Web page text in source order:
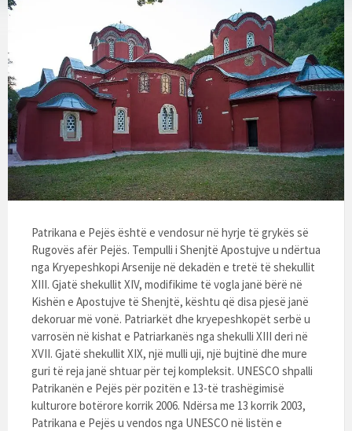
Patrikana e Pejës është e vendosur në hyrje të grykës së
Rugovës afër Pejës. Tempulli i Shenjtë Apostujve u ndërtua
nga Kryepeshkopi Arsenije në dekadën e tretë të shekullit
XIII. Gjatë shekullit XIV, modifikime të vogla janë bërë në
Kishën e Apostujve të Shenjtë, kështu që disa pjesë janë
dekoruar më vonë. Patriarkët dhe kryepeshkopët serbë u
varrosën në kishat e Patriarkanës nga shekulli XIII deri në
XVII. Gjatë shekullit XIX, një mulli uji, një bujtinë dhe mure
guri të reja janë shtuar për tej kompleksit. UNESCO shpalli
Patrikanën e Pejës për pozitën e 13-të trashëgimisë
kulturore botërore korrik 2006. Ndërsa me 13 korrik 2003,
Patrikana e Pejës u vendos nga UNESCO në listën e